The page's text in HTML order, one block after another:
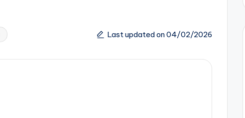
Last updated on 04/02/2026